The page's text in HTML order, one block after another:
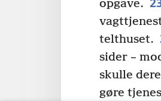
opgave.
telthuset.
sider –
skulle
gøre